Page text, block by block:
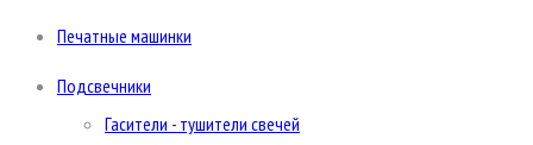
Печатные машинки
Подсвечники
Гасители - тушители свечей